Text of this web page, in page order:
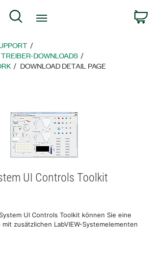
Mein KontoSuche
DOWNLOADS
DOWNLOAD DETAIL PAGE
UI Controls Toolkit
UI Controls Toolkit können Sie eine
zusätzlichen LabVIEW-Systemelementen